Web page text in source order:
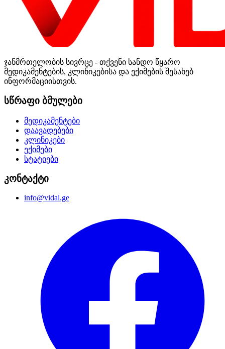
ჯანმრთელობის სივრცე - თქვენი სანდო წყარო
მედიკამენტების, კლინიკებისა და ექიმების შესახებ
ინფორმაციისთვის.
სწრაფი ბმულები
მედიკამენტები
დაავადებები
კლინიკები
ექიმები
სტატიები
კონტაქტი
info@vidal.ge